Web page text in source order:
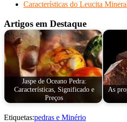
Características do Leucita
Artigos em Destaque
Jaspe de Oceano Pedra:
Características, Significado e
Preços
As
Etiquetas:pedras e Minério